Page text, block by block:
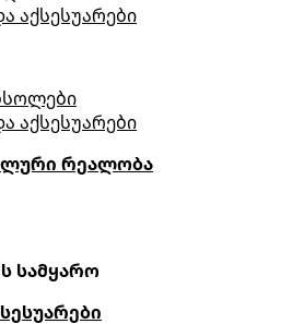
აქსესუარები
აქსესუარები
რეალობა
სამყარო